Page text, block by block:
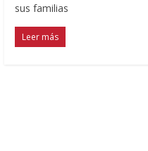
sus familias
Leer más